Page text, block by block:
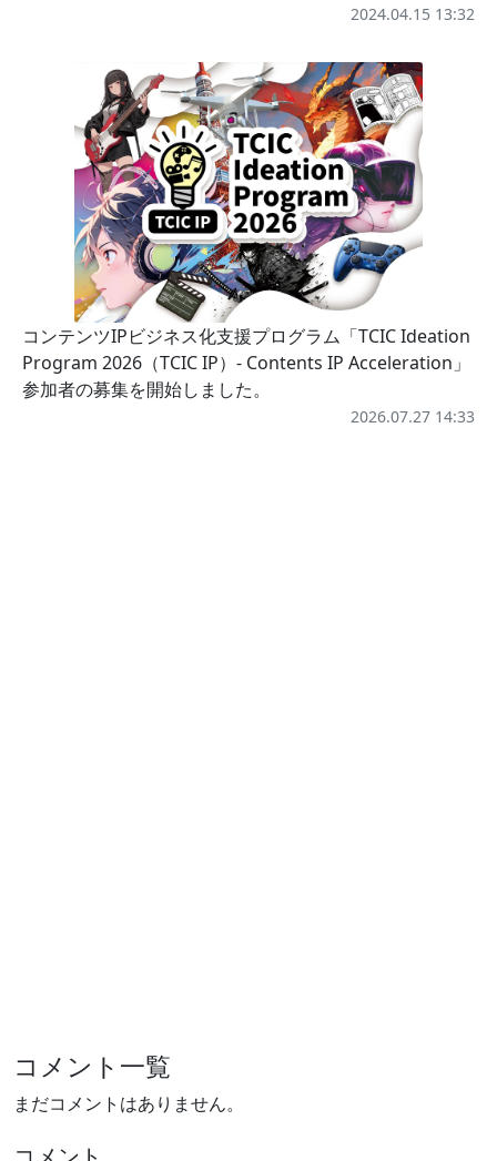
2024.04.15 13:32
コンテンツIPビジネス化支援プログラム「TCIC Ideation
Program 2026（TCIC IP）- Contents IP Acceleration」
参加者の募集を開始しました。
2026.07.27 14:33
コメント一覧
まだコメントはありません。